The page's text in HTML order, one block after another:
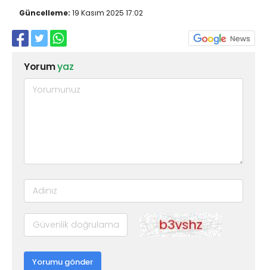
Güncelleme: 19 Kasım 2025 17:02
Yorumyaz
Yorumu gönder